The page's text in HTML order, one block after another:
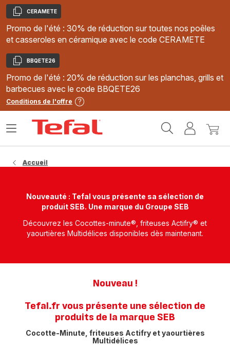
Copier
CERAMETE
Promo de l'été : 30% de réduction sur toutes nos poêles
et casseroles en céramique avec le code CERAMETE
Copier
BBQETE26
Promo de l'été : 20% de réduction sur les planchas, grills et
barbecues avec le code BBQETE26
Conditions de l'offre
MonMon
Ouvrir
Accueil
Nouveauté : Tefal vous présente sa sélection de
produit SEB. Une marque du Groupe SEB
Découvrez les Cocottes-minute®, friteuses Actifry® et
yaourtières Multidélices disponibles dès maintenant.
Nouveau !
Tefal.fr vous présente une sélection de
produits de la marque SEB
Cocotte-Minute, friteuses Actifry et yaourtières
Multidélices